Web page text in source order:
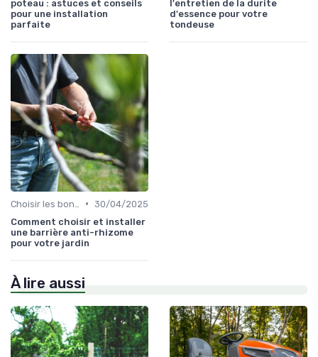
poteau : astuces et conseils
pour une installation
parfaite
l'entretien de la durite
d'essence pour votre
tondeuse
• 30/04/2025
Comment choisir et installer
une barrière anti-rhizome
pour votre jardin
À lire aussi